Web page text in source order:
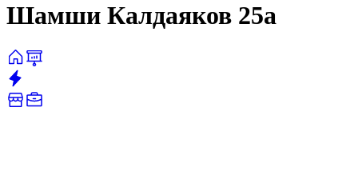
Шамши Калдаяков 25а